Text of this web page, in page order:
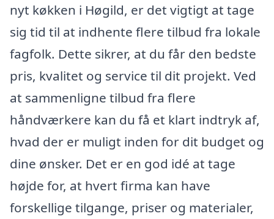
nyt køkken i Høgild, er det vigtigt at tage
sig tid til at indhente flere tilbud fra lokale
fagfolk. Dette sikrer, at du får den bedste
pris, kvalitet og service til dit projekt. Ved
at sammenligne tilbud fra flere
håndværkere kan du få et klart indtryk af,
hvad der er muligt inden for dit budget og
dine ønsker. Det er en god idé at tage
højde for, at hvert firma kan have
forskellige tilgange, priser og materialer,